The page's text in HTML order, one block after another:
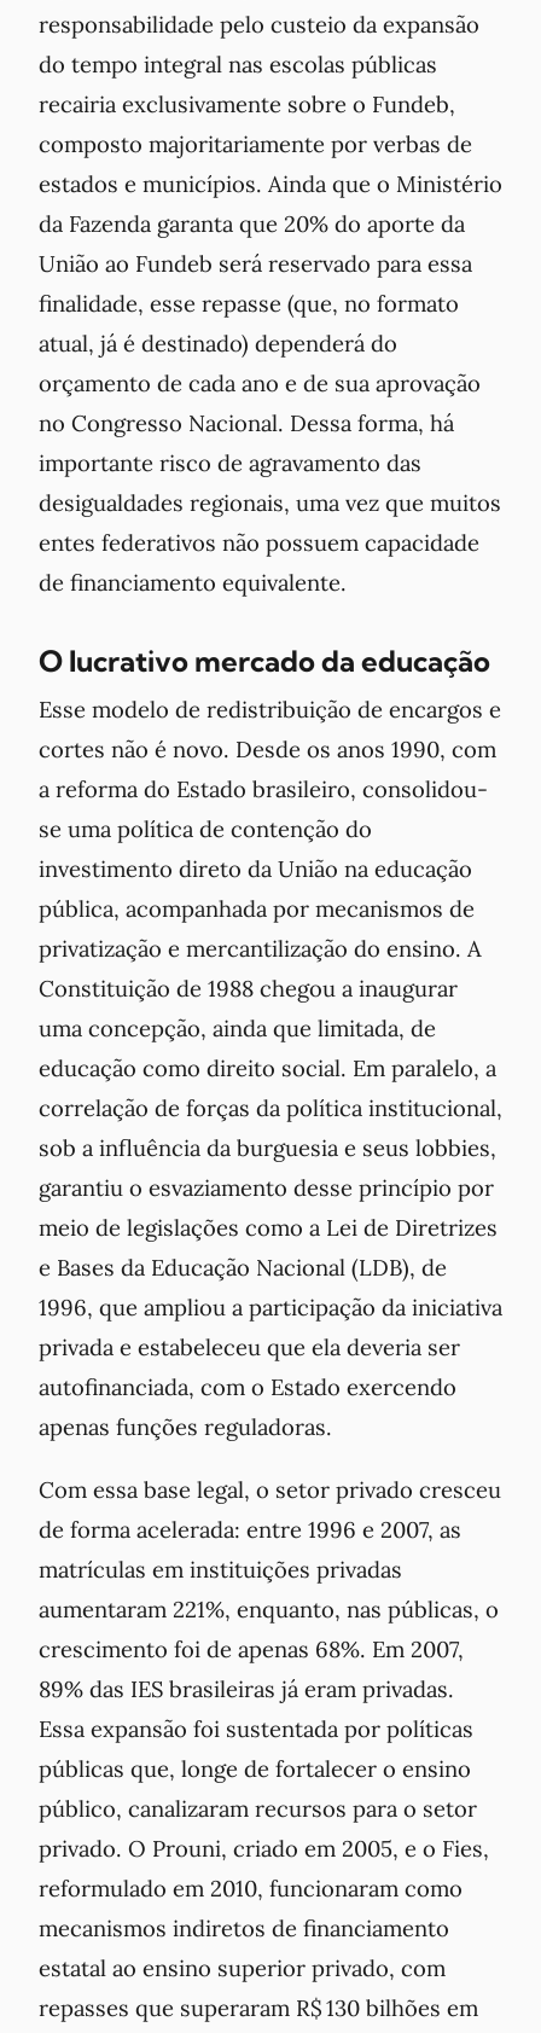
responsabilidade pelo custeio da expansão
do tempo integral nas escolas públicas
recairia exclusivamente sobre o Fundeb,
composto majoritariamente por verbas de
estados e municípios. Ainda que o Ministério
da Fazenda garanta que 20% do aporte da
União ao Fundeb será reservado para essa
finalidade, esse repasse (que, no formato
atual, já é destinado) dependerá do
orçamento de cada ano e de sua aprovação
no Congresso Nacional. Dessa forma, há
importante risco de agravamento das
desigualdades regionais, uma vez que muitos
entes federativos não possuem capacidade
de financiamento equivalente.
O lucrativo mercado da educação
Esse modelo de redistribuição de encargos e
cortes não é novo. Desde os anos 1990, com
a reforma do Estado brasileiro, consolidou-
se uma política de contenção do
investimento direto da União na educação
pública, acompanhada por mecanismos de
privatização e mercantilização do ensino. A
Constituição de 1988 chegou a inaugurar
uma concepção, ainda que limitada, de
educação como direito social. Em paralelo, a
correlação de forças da política institucional,
sob a influência da burguesia e seus lobbies,
garantiu o esvaziamento desse princípio por
meio de legislações como a Lei de Diretrizes
e Bases da Educação Nacional (LDB), de
1996, que ampliou a participação da iniciativa
privada e estabeleceu que ela deveria ser
autofinanciada, com o Estado exercendo
apenas funções reguladoras.
Com essa base legal, o setor privado cresceu
de forma acelerada: entre 1996 e 2007, as
matrículas em instituições privadas
aumentaram 221%, enquanto, nas públicas, o
crescimento foi de apenas 68%. Em 2007,
89% das IES brasileiras já eram privadas.
Essa expansão foi sustentada por políticas
públicas que, longe de fortalecer o ensino
público, canalizaram recursos para o setor
privado. O Prouni, criado em 2005, e o Fies,
reformulado em 2010, funcionaram como
mecanismos indiretos de financiamento
estatal ao ensino superior privado, com
repasses que superaram R$ 130 bilhões em